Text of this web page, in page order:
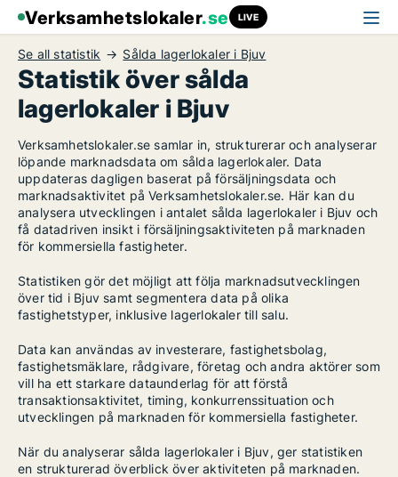
Verksamhetslokaler.se LIVE
Se all statistik Sålda lagerlokaler i Bjuv
Statistik över sålda
lagerlokaler i Bjuv
Verksamhetslokaler.se samlar in, strukturerar och analyserar
löpande marknadsdata om sålda lagerlokaler. Data
uppdateras dagligen baserat på försäljningsdata och
marknadsaktivitet på Verksamhetslokaler.se. Här kan du
analysera utvecklingen i antalet sålda lagerlokaler i Bjuv och
få datadriven insikt i försäljningsaktiviteten på marknaden
för kommersiella fastigheter.
Statistiken gör det möjligt att följa marknadsutvecklingen
över tid i Bjuv samt segmentera data på olika
fastighetstyper, inklusive lagerlokaler till salu.
Data kan användas av investerare, fastighetsbolag,
fastighetsmäklare, rådgivare, företag och andra aktörer som
vill ha ett starkare dataunderlag för att förstå
transaktionsaktivitet, timing, konkurrenssituation och
utvecklingen på marknaden för kommersiella fastigheter.
När du analyserar sålda lagerlokaler i Bjuv, ger statistiken
en strukturerad överblick över aktiviteten på marknaden.